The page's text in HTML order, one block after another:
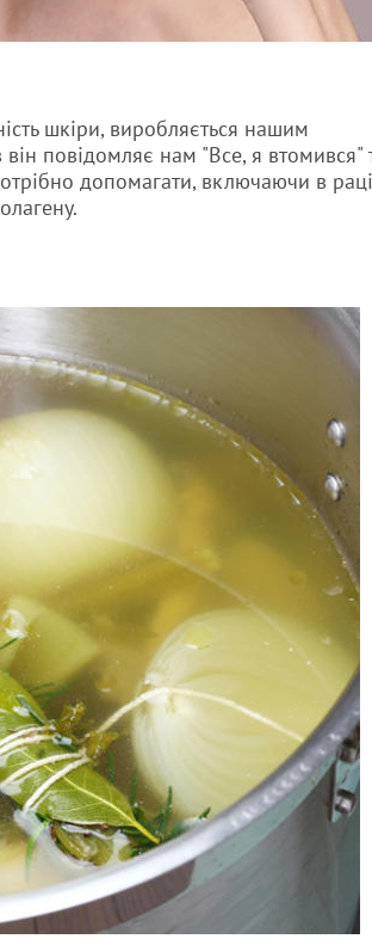
шкіри, виробляється нашим
повідомляє нам "Все, я втомився"
допомагати, включаючи в